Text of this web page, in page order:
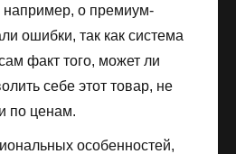
например, о премиум-
ошибки, так как система
факт того, может ли
себе этот товар, не
по ценам.
особенностей,